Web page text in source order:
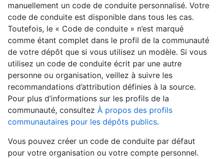
manuellement un code de conduite personnalisé. Votre
code de conduite est disponible dans tous les cas.
Toutefois, le « Code de conduite » n’est marqué
comme étant complet dans le profil de la communauté
de votre dépôt que si vous utilisez un modèle. Si vous
utilisez un code de conduite écrit par une autre
personne ou organisation, veillez à suivre les
recommandations d’attribution définies à la source.
Pour plus d’informations sur les profils de la
communauté, consultez À propos des profils
communautaires pour les dépôts publics.
Vous pouvez créer un code de conduite par défaut
pour votre organisation ou votre compte personnel.